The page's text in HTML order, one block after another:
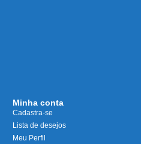
Minha conta
Cadastra-se
Lista de desejos
Meu Perfil